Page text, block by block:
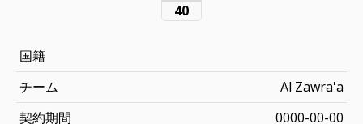
40
国籍
チーム
Al Zawra'a
契約期間
0000-00-00